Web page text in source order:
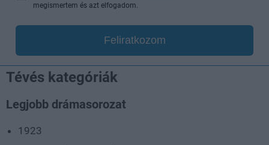
megismertem és azt elfogadom.
Feliratkozom
Tévés kategóriák
Legjobb drámasorozat
1923